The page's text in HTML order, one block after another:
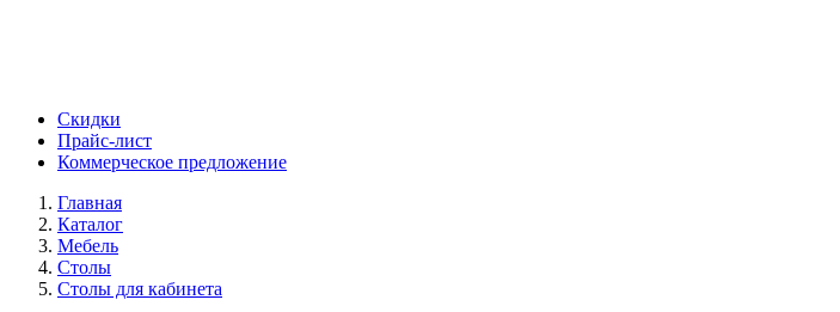
Скидки
Прайс-лист
Коммерческое предложение
Главная
Каталог
Мебель
Столы
Столы для кабинета